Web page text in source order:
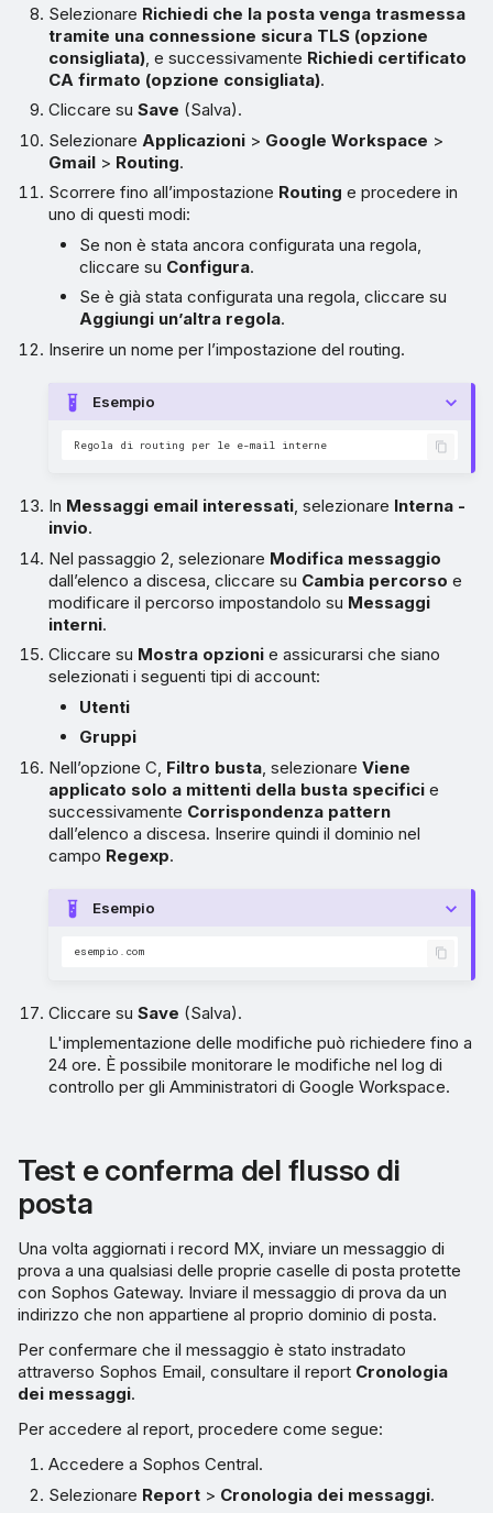
Selezionare Richiedi che la posta venga trasmessa
tramite una connessione sicura TLS (opzione
consigliata), e successivamente Richiedi certificato
CA firmato (opzione consigliata).
Cliccare suSave (Salva).
SelezionareApplicazioni > Google Workspace >
Gmail > Routing.
Scorrere fino all’impostazione Routing e procedere in
uno di questi modi:
Se non è stata ancora configurata una regola,
cliccare su Configura.
Se è già stata configurata una regola, cliccare su
Aggiungi un’altra regola.
Inserire un nome per l’impostazione del routing.
Esempio
In Messaggi email interessati, selezionare Interna -
invio.
Nel passaggio 2, selezionare Modifica messaggio
dall’elenco a discesa, cliccare su Cambia percorso e
modificare il percorso impostandolo su Messaggi
interni.
Cliccare su Mostra opzioni e assicurarsi che siano
selezionati i seguenti tipi di account:
Utenti
Gruppi
Nell’opzione C, Filtro busta, selezionareViene
applicato solo a mittenti della busta specifici e
successivamente Corrispondenza pattern
dall’elenco a discesa. Inserire quindi il dominio nel
campo Regexp.
Esempio
Cliccare suSave (Salva).
L'implementazione delle modifiche può richiedere fino a
24 ore. È possibile monitorare le modifiche nel log di
controllo per gli Amministratori di Google Workspace.
Test e conferma del flusso di
posta
Una volta aggiornati i record MX, inviare un messaggio di
prova a una qualsiasi delle proprie caselle di posta protette
con Sophos Gateway. Inviare il messaggio di prova da un
indirizzo che non appartiene al proprio dominio di posta.
Per confermare che il messaggio è stato instradato
attraverso Sophos Email, consultare il report Cronologia
dei messaggi.
Per accedere al report, procedere come segue:
Accedere a Sophos Central.
Selezionare Report > Cronologia dei messaggi.